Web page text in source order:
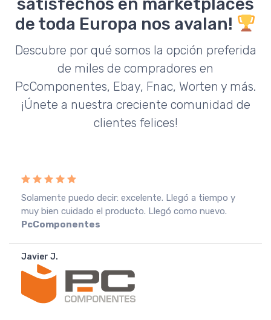
de toda Europa nos avalan!
Descubre por qué somos la opción preferida
de miles de compradores en
PcComponentes, Ebay, Fnac, Worten y más.
¡Únete a nuestra creciente comunidad de
clientes felices!
Solamente puedo decir: excelente. Llegó a tiempo y
muy bien cuidado el producto. Llegó como nuevo.
PcComponentes
Javier J.